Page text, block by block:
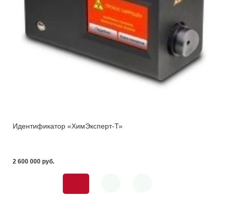
Идентификатор «ХимЭксперт-Т»
2 600 000 pуб.